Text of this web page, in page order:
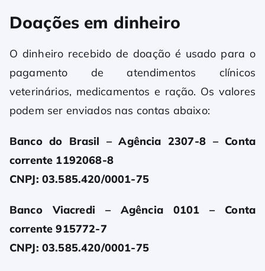
Doações em dinheiro
O dinheiro recebido de doação é usado para o
pagamento de atendimentos clínicos
veterinários, medicamentos e ração. Os valores
podem ser enviados nas contas abaixo:
Banco do Brasil – Agência 2307-8 – Conta
corrente 1192068-8
CNPJ: 03.585.420/0001-75
Banco Viacredi – Agência 0101 – Conta
corrente 915772-7
CNPJ: 03.585.420/0001-75